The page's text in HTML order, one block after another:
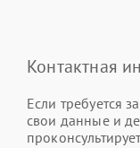
Контактная
Если требуется
свои данные и